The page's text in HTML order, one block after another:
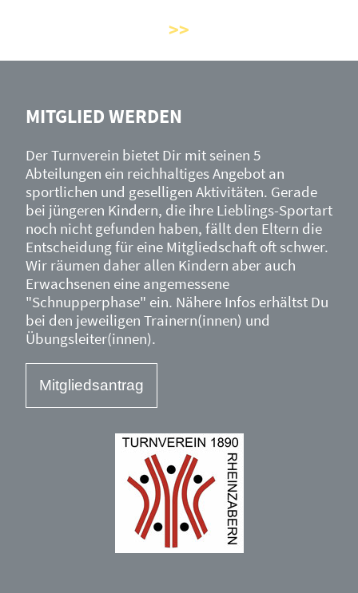
MITGLIED WERDEN
Der Turnverein bietet Dir mit seinen 5
Abteilungen ein reichhaltiges Angebot an
sportlichen und geselligen Aktivitäten. Gerade
bei jüngeren Kindern, die ihre Lieblings-Sportart
noch nicht gefunden haben, fällt den Eltern die
Entscheidung für eine Mitgliedschaft oft schwer.
Wir räumen daher allen Kindern aber auch
Erwachsenen eine angemessene
"Schnupperphase" ein. Nähere Infos erhältst Du
bei den jeweiligen Trainern(innen) und
Übungsleiter(innen).
Mitgliedsantrag